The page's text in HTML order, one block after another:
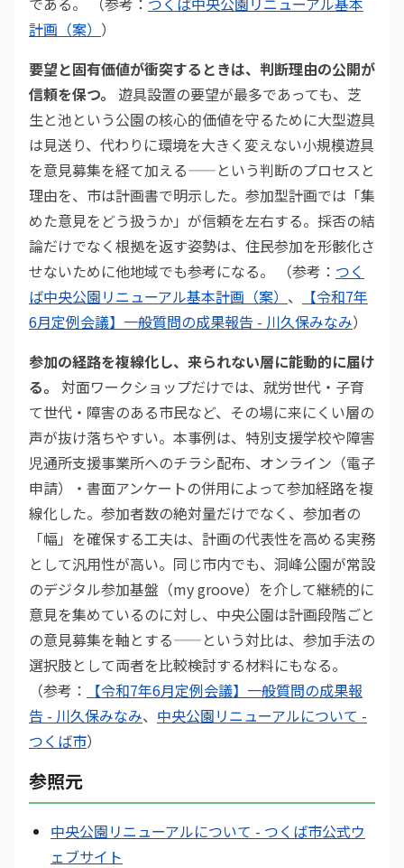
計画（案） ）
要望と固有価値が衝突するときは、判断理由の公開が
信頼を保つ。
遊具設置の要望が最多であっても、芝
生と池という公園の核心的価値を守るために大型遊具
は見送り、代わりに環境を大きく変えない小規模遊具
を意見募集を経て加える——という判断のプロセスと
理由を、市は計画書で明示した。参加型計画では「集
めた意見をどう扱うか」が信頼を左右する。採否の結
論だけでなく根拠を返す姿勢は、住民参加を形骸化さ
せないために他地域でも参考になる。 （参考： つく
ば中央公園リニューアル基本計画（案） 、
【令和7年
6月定例会議】一般質問の成果報告 - 川久保みなみ）
参加の経路を複線化し、来られない層に能動的に届け
る。
対面ワークショップだけでは、就労世代・子育
て世代・障害のある市民など、その場に来にくい層の
声が抜け落ちやすい。本事例は、特別支援学校や障害
児通所支援事業所へのチラシ配布、オンライン（電子
申請）・書面アンケートの併用によって参加経路を複
線化した。参加者数の絶対量だけでなく、参加者の
「幅」を確保する工夫は、計画の代表性を高める実務
として汎用性が高い。同じ市内でも、洞峰公園が常設
のデジタル参加基盤（my groove）を介して継続的に
意見を集めているのに対し、中央公園は計画段階ごと
の意見募集を軸とする——という対比は、参加手法の
選択肢として両者を比較検討する材料にもなる。
（参考：
【令和7年6月定例会議】一般質問の成果報
告 - 川久保みなみ、 中央公園リニューアルについて -
つくば市）
参照元
中央公園リニューアルについて - つくば市公式ウ
ェブサイト